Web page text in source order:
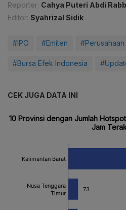
Reporter: Cahya Puteri Abdi
Editor: Syahrizal Sidik
#IPO #Emiten #Perusahaan
#Bursa Efek Indonesia
CEK JUGA DATA INI